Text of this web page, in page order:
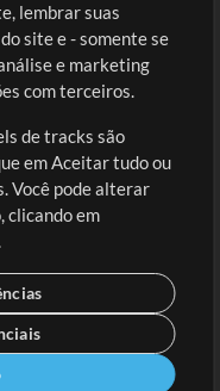
se
lembrar suas
site e - somente se
e marketing
com terceiros.
de tracks são
em Aceitar tudo ou
Você pode alterar
clicando em